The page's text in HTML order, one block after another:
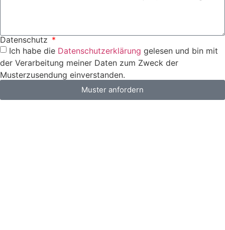
Datenschutz
Ich habe die Datenschutzerklärung gelesen und bin mit
der Verarbeitung meiner Daten zum Zweck der
Musterzusendung einverstanden.
Muster anfordern